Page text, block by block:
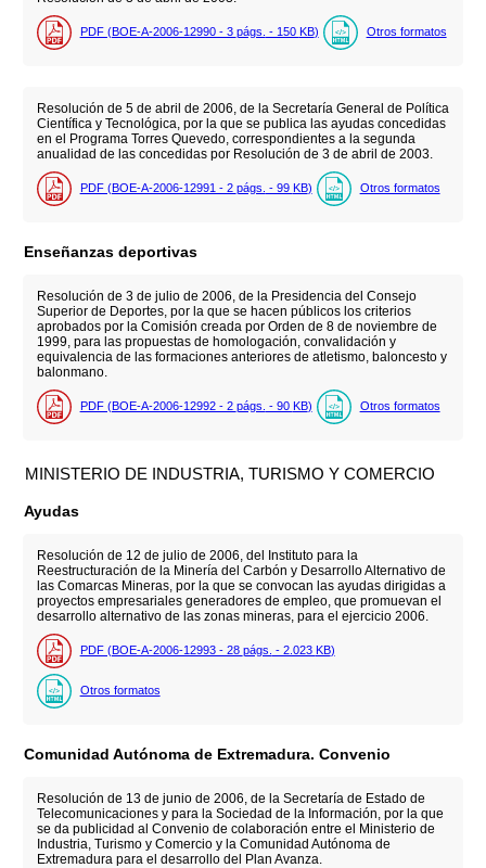
PDF (BOE-A-2006-12990 - 3 págs. - 150 KB) Otros formatos
Resolución de 5 de abril de 2006, de la Secretaría General de Política
Científica y Tecnológica, por la que se publica las ayudas concedidas
en el Programa Torres Quevedo, correspondientes a la segunda
anualidad de las concedidas por Resolución de 3 de abril de 2003.
PDF (BOE-A-2006-12991 - 2 págs. - 99 KB) Otros formatos
Enseñanzas deportivas
Resolución de 3 de julio de 2006, de la Presidencia del Consejo
Superior de Deportes, por la que se hacen públicos los criterios
aprobados por la Comisión creada por Orden de 8 de noviembre de
1999, para las propuestas de homologación, convalidación y
equivalencia de las formaciones anteriores de atletismo, baloncesto y
balonmano.
PDF (BOE-A-2006-12992 - 2 págs. - 90 KB) Otros formatos
MINISTERIO DE INDUSTRIA, TURISMO Y COMERCIO
Ayudas
Resolución de 12 de julio de 2006, del Instituto para la
Reestructuración de la Minería del Carbón y Desarrollo Alternativo de
las Comarcas Mineras, por la que se convocan las ayudas dirigidas a
proyectos empresariales generadores de empleo, que promuevan el
desarrollo alternativo de las zonas mineras, para el ejercicio 2006.
PDF (BOE-A-2006-12993 - 28 págs. - 2.023 KB)
Otros formatos
Comunidad Autónoma de Extremadura. Convenio
Resolución de 13 de junio de 2006, de la Secretaría de Estado de
Telecomunicaciones y para la Sociedad de la Información, por la que
se da publicidad al Convenio de colaboración entre el Ministerio de
Industria, Turismo y Comercio y la Comunidad Autónoma de
Extremadura para el desarrollo del Plan Avanza.